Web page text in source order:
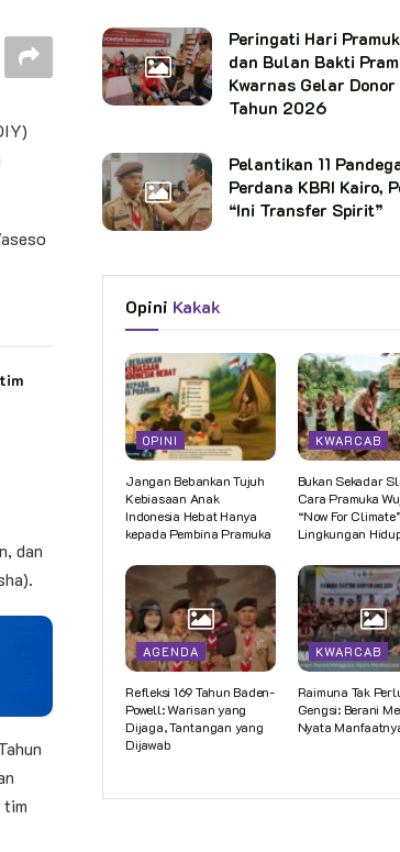
dan
Peringati Hari
dan Bulan Bakti
Kwarnas Gelar Donor
Tahun 2026
Pelantikan 11
Perdana KBRI Kairo,
“Ini Transfer Spirit”
Opini Kakak
OPINI
Jangan Bebankan Tujuh
Kebiasaan Anak
Indonesia Hebat Hanya
kepada Pembina Pramuka
KWARCAB
Bukan Sekadar
Cara Pramuka
“Now For
Lingkungan
AGENDA
Refleksi 169 Tahun Baden-
Powell: Warisan yang
Dijaga, Tantangan yang
Dijawab
KWARCAB
Raimuna Tak
Gengsi: Berani
Nyata